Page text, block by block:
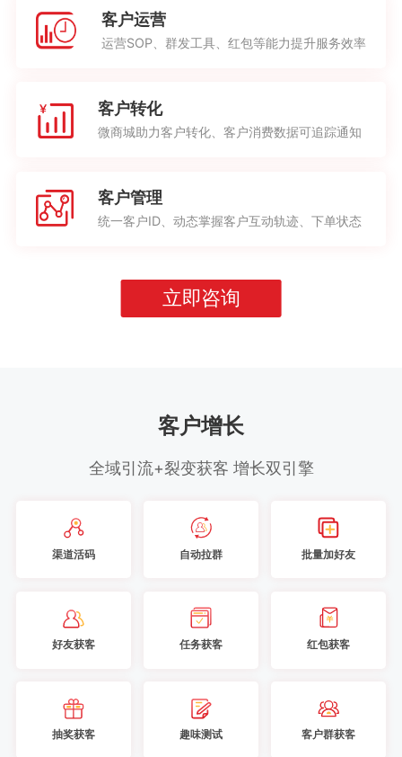
客户运营
运营SOP、群发工具、红包等能力提升服务效率
客户转化
微商城助力客户转化、客户消费数据可追踪通知
客户管理
统一客户ID、动态掌握客户互动轨迹、下单状态
立即咨询
客户增长
全域引流+裂变获客 增长双引擎
渠道活码 自动拉群 批量加好友
好友获客 任务获客 红包获客
抽奖获客 趣味测试 客户群获客